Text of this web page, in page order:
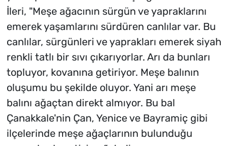
İleri, "Meşe ağacının sürgün ve yapraklarını
emerek yaşamlarını sürdüren canlılar var. Bu
canlılar, sürgünleri ve yaprakları emerek siyah
renkli tatlı bir sıvı çıkarıyorlar. Arı da bunları
topluyor, kovanına getiriyor. Meşe balının
oluşumu bu şekilde oluyor. Yani arı meşe
balını ağaçtan direkt almıyor. Bu bal
Çanakkale'nin Çan, Yenice ve Bayramiç gibi
ilçelerinde meşe ağaçlarının bulunduğu